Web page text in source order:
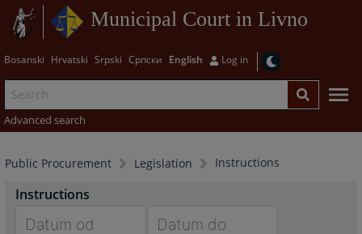
Municipal Court in Livno
Bosanski Hrvatski Srpski Српски English Log in
Advanced search
Public Procurement Legislation Instructions
Instructions